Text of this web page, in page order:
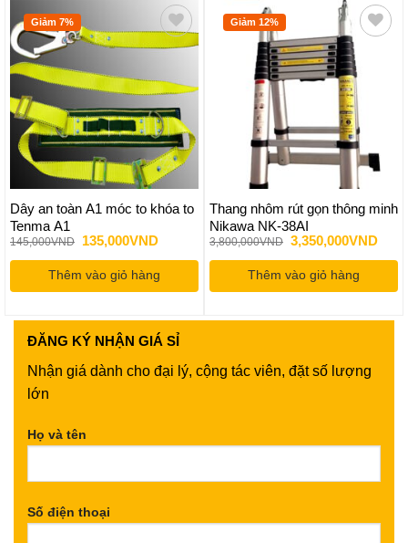
Giảm 7%
Dây an toàn A1 móc to khóa to
Tenma A1
145,000VND
Giá
là:
145,000VND.
135,000VNDGiá
tại
là:
135,000VND.
Thêm vào giỏ hàng
Giảm 12%
Thang nhôm rút gọn thông minh
Nikawa NK-38AI
3,800,000VND Giá
gốc
là:
3,800,000VND.
3,350,000VNDGiá
tại
Thêm vào giỏ hàng
ĐĂNG KÝ NHẬN GIÁ SỈ
Nhận giá dành cho đại lý, cộng tác viên, đặt số lượng
lớn
Họ và tên
Số điện thoại